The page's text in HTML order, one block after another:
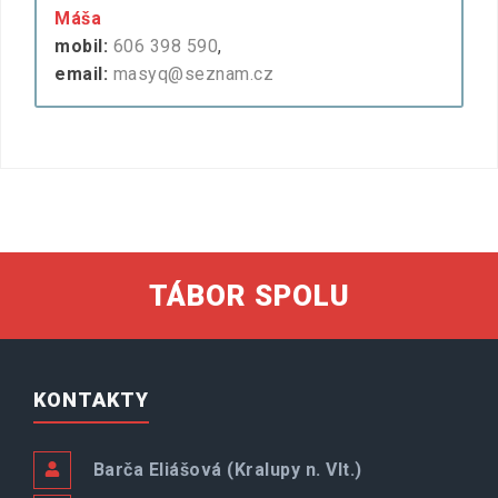
Máša
mobil: 606 398 590,
email: masyq@seznam.cz
TÁBOR SPOLU
KONTAKTY
Barča Eliášová (Kralupy n. Vlt.)